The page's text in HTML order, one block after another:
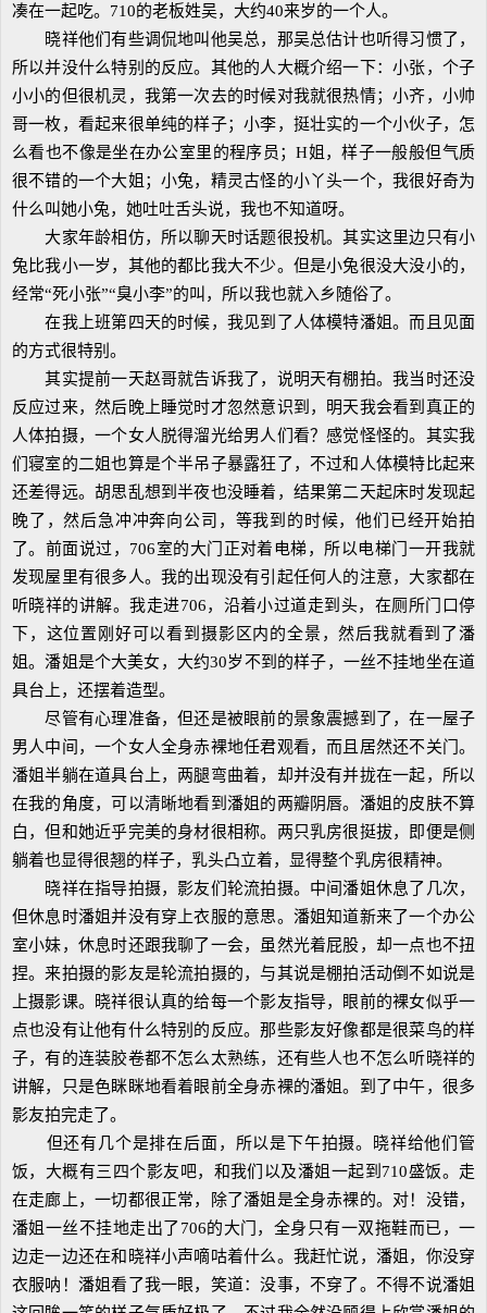
凑在一起吃。710的老板姓吴，大约40来岁的一个人。
晓祥他们有些调侃地叫他吴总，那吴总估计也听得习惯了，
所以并没什么特别的反应。其他的人大概介绍一下：小张，个子
小小的但很机灵，我第一次去的时候对我就很热情；小齐，小帅
哥一枚，看起来很单纯的样子；小李，挺壮实的一个小伙子，怎
么看也不像是坐在办公室里的程序员；H姐，样子一般般但气质
很不错的一个大姐；小兔，精灵古怪的小丫头一个，我很好奇为
什么叫她小兔，她吐吐舌头说，我也不知道呀。
大家年龄相仿，所以聊天时话题很投机。其实这里边只有小
兔比我小一岁，其他的都比我大不少。但是小兔很没大没小的，
经常“死小张”“臭小李”的叫，所以我也就入乡随俗了。
在我上班第四天的时候，我见到了人体模特潘姐。而且见面
的方式很特别。
其实提前一天赵哥就告诉我了，说明天有棚拍。我当时还没
反应过来，然后晚上睡觉时才忽然意识到，明天我会看到真正的
人体拍摄，一个女人脱得溜光给男人们看？感觉怪怪的。其实我
们寝室的二姐也算是个半吊子暴露狂了，不过和人体模特比起来
还差得远。胡思乱想到半夜也没睡着，结果第二天起床时发现起
晚了，然后急冲冲奔向公司，等我到的时候，他们已经开始拍
了。前面说过，706室的大门正对着电梯，所以电梯门一开我就
发现屋里有很多人。我的出现没有引起任何人的注意，大家都在
听晓祥的讲解。我走进706，沿着小过道走到头，在厕所门口停
下，这位置刚好可以看到摄影区内的全景，然后我就看到了潘
姐。潘姐是个大美女，大约30岁不到的样子，一丝不挂地坐在道
具台上，还摆着造型。
尽管有心理准备，但还是被眼前的景象震撼到了，在一屋子
男人中间，一个女人全身赤裸地任君观看，而且居然还不关门。
潘姐半躺在道具台上，两腿弯曲着，却并没有并拢在一起，所以
在我的角度，可以清晰地看到潘姐的两瓣阴唇。潘姐的皮肤不算
白，但和她近乎完美的身材很相称。两只乳房很挺拔，即便是侧
躺着也显得很翘的样子，乳头凸立着，显得整个乳房很精神。
晓祥在指导拍摄，影友们轮流拍摄。中间潘姐休息了几次，
但休息时潘姐并没有穿上衣服的意思。潘姐知道新来了一个办公
室小妹，休息时还跟我聊了一会，虽然光着屁股，却一点也不扭
捏。来拍摄的影友是轮流拍摄的，与其说是棚拍活动倒不如说是
上摄影课。晓祥很认真的给每一个影友指导，眼前的裸女似乎一
点也没有让他有什么特别的反应。那些影友好像都是很菜鸟的样
子，有的连装胶卷都不怎么太熟练，还有些人也不怎么听晓祥的
讲解，只是色眯眯地看着眼前全身赤裸的潘姐。到了中午，很多
影友拍完走了。
但还有几个是排在后面，所以是下午拍摄。晓祥给他们管
饭，大概有三四个影友吧，和我们以及潘姐一起到710盛饭。走
在走廊上，一切都很正常，除了潘姐是全身赤裸的。对！没错，
潘姐一丝不挂地走出了706的大门，全身只有一双拖鞋而已，一
边走一边还在和晓祥小声嘀咕着什么。我赶忙说，潘姐，你没穿
衣服呐！潘姐看了我一眼，笑道：没事，不穿了。不得不说潘姐